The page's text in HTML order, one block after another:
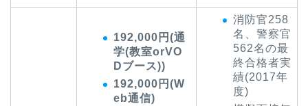
192,000円(通
学(教室orVO
Dブース))
192,000円(W
eb通信)
消防官258
名、警察官
562名の最
終合格者実
績(2017年
度)